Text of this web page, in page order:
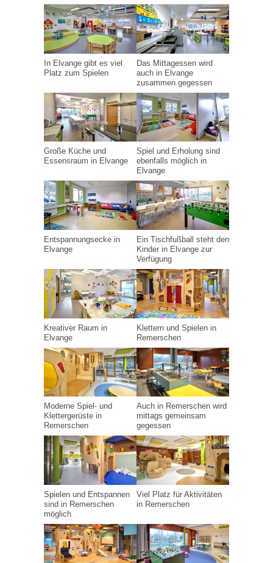
In Elvange gibt es viel
Platz zum Spielen
Das Mittagessen wird
auch in Elvange
zusammen gegessen
Große Küche und
Essensraum in Elvange
Spiel und Erholung sind
ebenfalls möglich in
Elvange
Entspannungsecke in
Elvange
Ein Tischfußball steht den
Kinder in Elvange zur
Verfügung
Kreativer Raum in
Elvange
Klettern und Spielen in
Remerschen
Moderne Spiel- und
Klettergerüste in
Remerschen
Auch in Remerschen wird
mittags gemeinsam
gegessen
Spielen und Entspannen
sind in Remerschen
möglich
Viel Platz für Aktivitäten
in Remerschen